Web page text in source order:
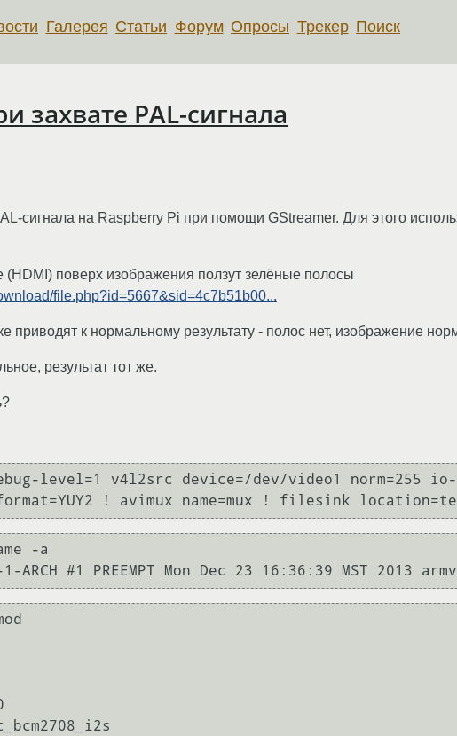
Галерея Статьи Форум Опросы Трекер Поиск
захвате PAL-сигнала
сигнала на Raspberry Pi при помощи GStreamer. Для этого
поверх изображения ползут зелёные полосы
file.php?id=5667&sid=4c7b51b00...
приводят к нормальному результату - полос нет, изображение
результат тот же.
level=1 v4l2src device=/dev/video1 norm=255 io-
-a